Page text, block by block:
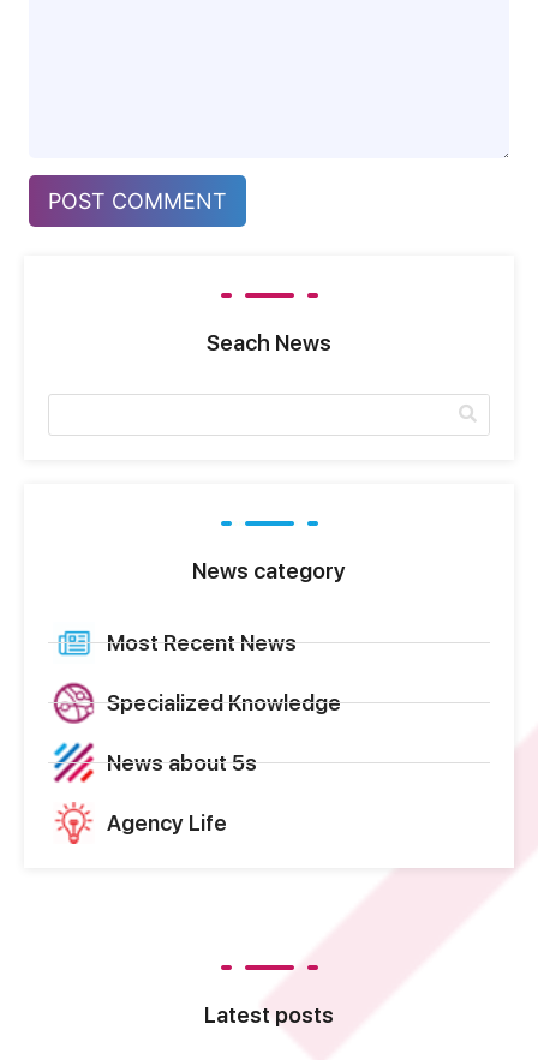
Seach News
News category
Most Recent News
Specialized Knowledge
News about 5s
Agency Life
Latest posts